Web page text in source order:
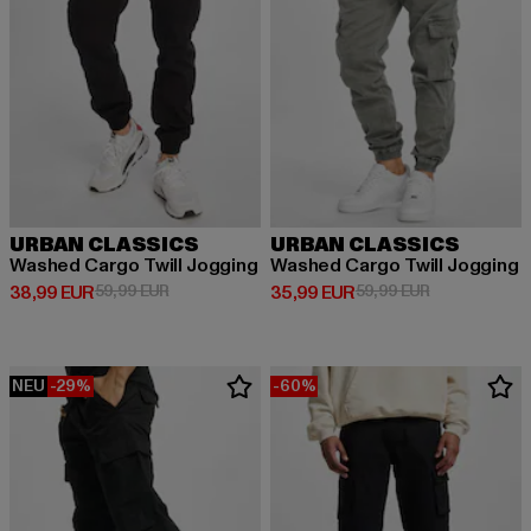
URBAN CLASSICS
Washed Cargo Twill Jogging
38,99 EUR
Derzeitiger Preis: 38,99 EUR
59,99 EURAktionspreis: 59,99 EUR
URBAN CLASSICS
Washed Cargo Twill Jogging
35,99 EUR
Derzeitiger Preis: 35,99 EUR
59,99 EURAktionspreis:
NEU -29% -60%